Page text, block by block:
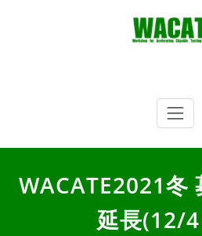
WACATE2021冬
延長(12/